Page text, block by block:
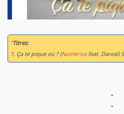
“Titres:
1. Ça te pique où ? (Numericafeat. Dareal)
"
"